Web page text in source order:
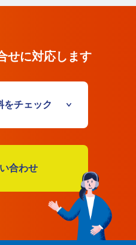
せに対応します
せに対応します
をチェック
合わせ